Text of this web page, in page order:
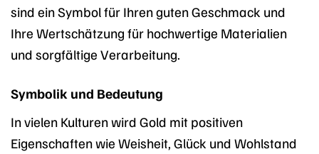
sind ein Symbol für Ihren guten Geschmack und
Ihre Wertschätzung für hochwertige Materialien
und sorgfältige Verarbeitung.
Symbolik und Bedeutung
In vielen Kulturen wird Gold mit positiven
Eigenschaften wie Weisheit, Glück und Wohlstand